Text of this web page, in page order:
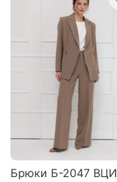
Брюки Б-2047 ВЦИ